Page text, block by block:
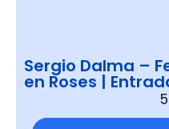
Sergio Dalma –
en Roses |